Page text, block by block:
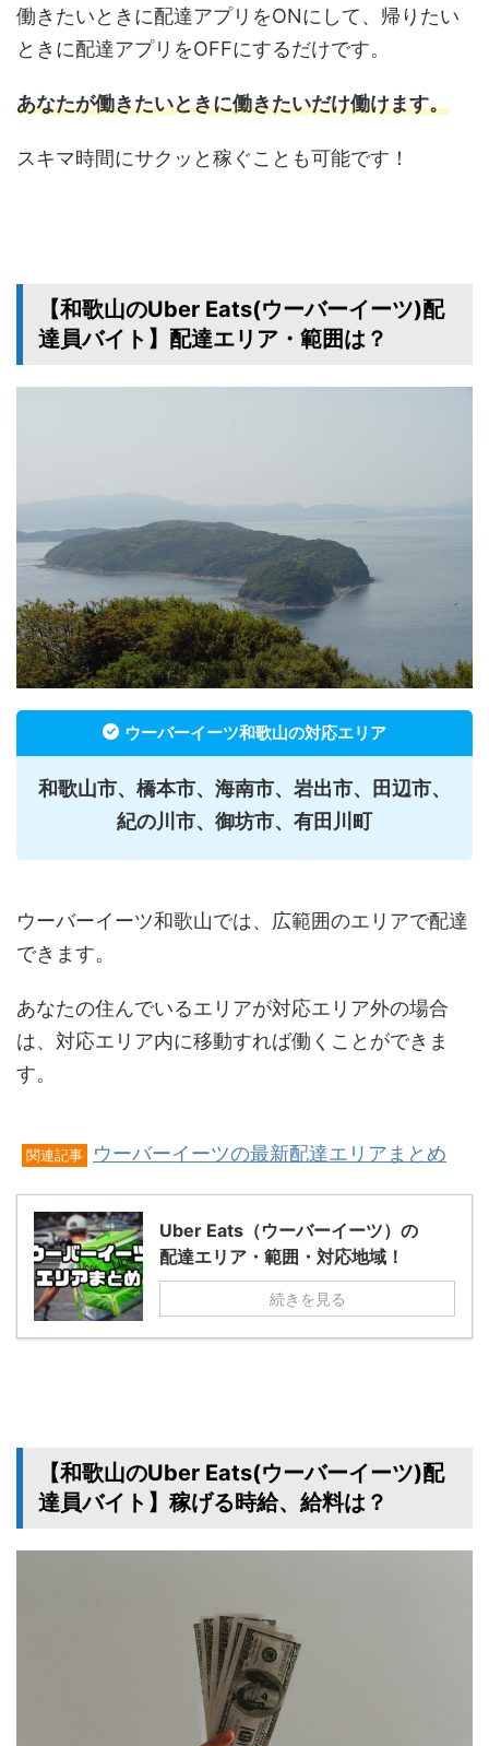
働きたいときに配達アプリをONにして、帰りたい
ときに配達アプリをOFFにするだけです。
あなたが働きたいときに働きたいだけ働けます。
スキマ時間にサクッと稼ぐことも可能です！
【和歌山のUber Eats(ウーバーイーツ)配
達員バイト】配達エリア・範囲は？
ウーバーイーツ和歌山の対応エリア
和歌山市、橋本市、海南市、岩出市、田辺市、
紀の川市、御坊市、有田川町
ウーバーイーツ和歌山では、広範囲のエリアで配達
できます。
あなたの住んでいるエリアが対応エリア外の場合
は、対応エリア内に移動すれば働くことができま
す。
関連記事 ウーバーイーツの最新配達エリアまとめ
Uber Eats（ウーバーイーツ）の
配達エリア・範囲・対応地域！
続きを見る
【和歌山のUber Eats(ウーバーイーツ)配
達員バイト】稼げる時給、給料は？